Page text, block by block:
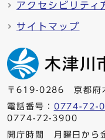
アクセシビリティ
サイトマップ
〒619-0286 京都府
電話番号： 0774-72-
0774-72-3900
開庁時間 月曜日から